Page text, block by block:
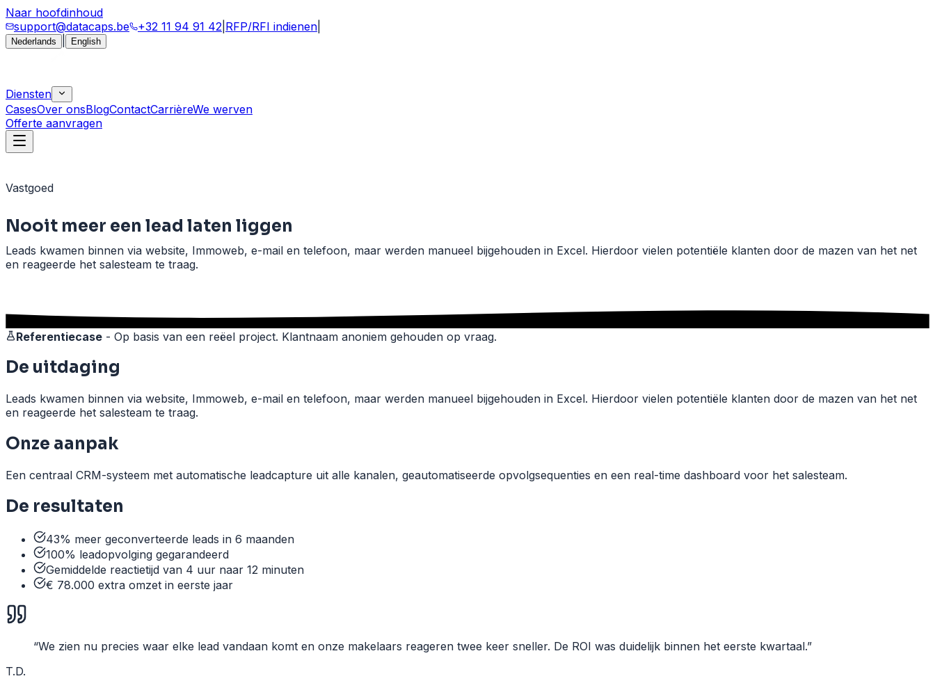
Naar hoofdinhoud
support@datacaps.be
+32 11 94 91 42 RFP/RFI indienen
Nederlands English
Diensten
CasesOver onsBlogContactCarrièreWe werven
Offerte aanvragen
Vastgoed
Nooit meer een lead laten liggen
Leads kwamen binnen via website, Immoweb, e-mail en telefoon, maar werden manueel bijgehouden in Excel. Hierdoor vielen potentiële klanten door de mazen van het net
en reageerde het salesteam te traag.
Referentiecase - Op basis van een reëel project. Klantnaam anoniem gehouden op vraag.
De uitdaging
Leads kwamen binnen via website, Immoweb, e-mail en telefoon, maar werden manueel bijgehouden in Excel. Hierdoor vielen potentiële klanten door de mazen van het net
en reageerde het salesteam te traag.
Onze aanpak
Een centraal CRM-systeem met automatische leadcapture uit alle kanalen, geautomatiseerde opvolgsequenties en een real-time dashboard voor het salesteam.
De resultaten
43% meer geconverteerde leads in 6 maanden
100% leadopvolging gegarandeerd
Gemiddelde reactietijd van 4 uur naar 12 minuten
€ 78.000 extra omzet in eerste jaar
“We zien nu precies waar elke lead vandaan komt en onze makelaars reageren twee keer sneller. De ROI was duidelijk binnen het eerste kwartaal.”
T.D.